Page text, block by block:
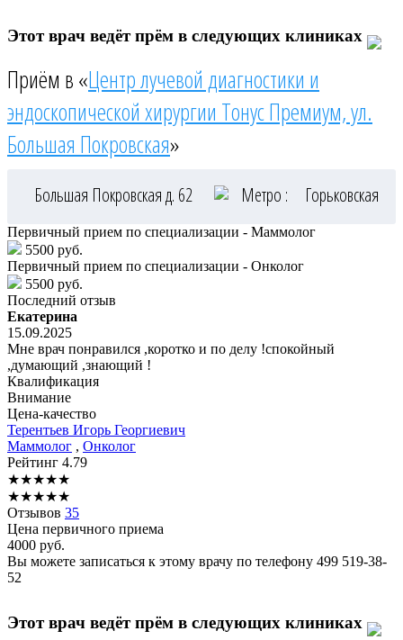
Этот врач ведёт прём в следующих клиниках
Приём в «Центр лучевой диагностики и
эндоскопической хирургии Тонус Премиум, ул.
Большая Покровская»
Большая Покровская д. 62 Метро : Горьковская
Первичный прием по специализации - Маммолог
5500 руб.
Первичный прием по специализации - Онколог
5500 руб.
Последний отзыв
Екатерина
15.09.2025
Мне врач понравился ,коротко и по делу !спокойный
,думающий ,знающий !
Квалификация
Внимание
Цена-качество
Терентьев Игорь Георгиевич
Маммолог , Онколог
Рейтинг 4.79
★★★★★
★★★★★
Отзывов 35
Цена первичного приема
4000 руб.
Вы можете записаться к этому врачу по телефону 499 519-38-
52
Этот врач ведёт прём в следующих клиниках